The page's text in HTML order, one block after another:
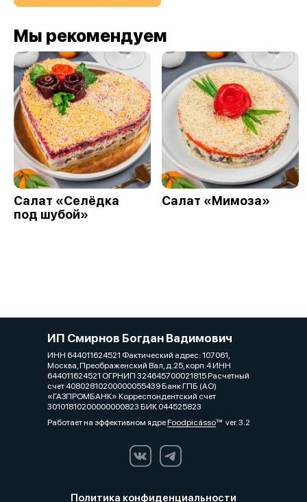
Мы рекомендуем
Салат «Селёдка
под шубой»
Салат «Мимоза»
ИП Смирнов Богдан Вадимович
ИНН 644011624521 Фактический адрес: 107061,
Москва, Преображенский Вал, д.25, корп.4 ИНН
644011624521 ОГРНИП 324645700021815 Расчетный
счет 40802810200000055439 Банк ГПБ (АО)
«ГАЗПРОМБАНК» Корреспондентский счет
30101810200000000823 БИК 044525823
Работает на эффективном ядреFoodpicássover. 3.2
Политика конфиденциальности